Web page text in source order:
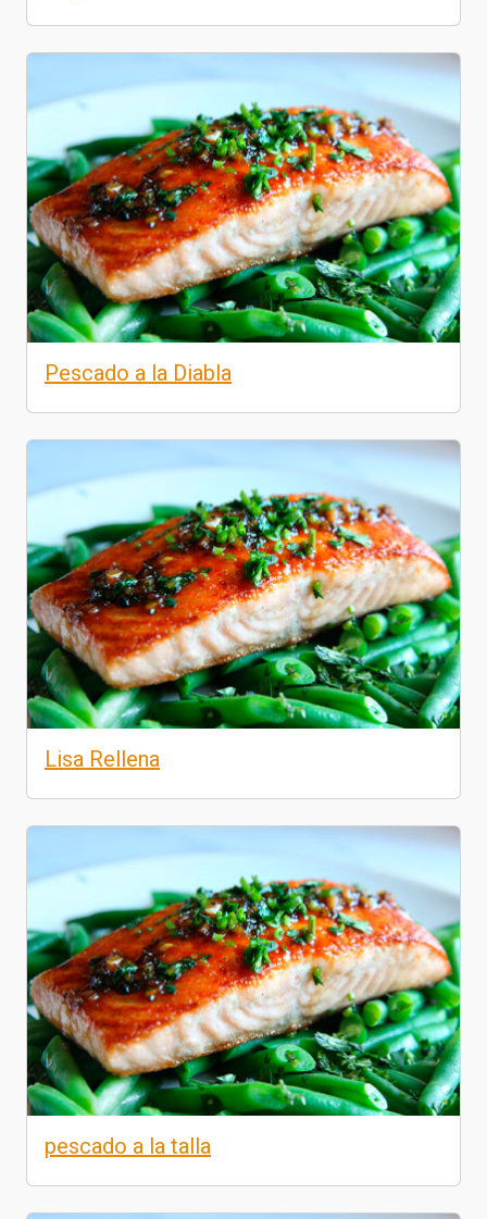
Pescado a la Diabla
Lisa Rellena
pescado a la talla